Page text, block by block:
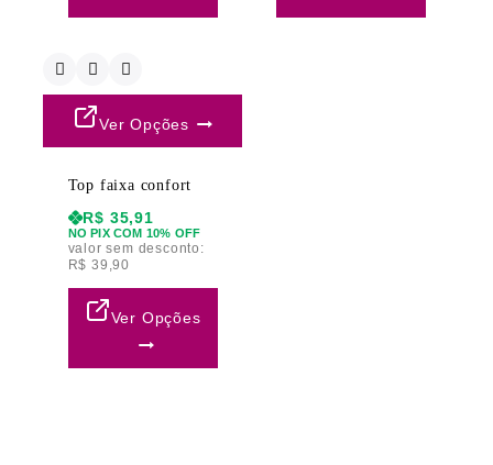
Ver Opções
Top faixa confort
R$ 35,91
NO PIX COM 10% OFF
valor sem desconto:
R$ 39,90
Ver Opções